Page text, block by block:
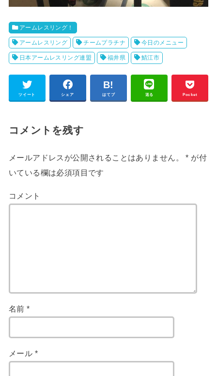
アームレスリング！
アームレスリング チームプラチナ 今日のメニュー
日本アームレスリング連盟 福井県 鯖江市
ツイート シェア はてブ 送る Pocket
コメントを残す
メールアドレスが公開されることはありません。 * が付
いている欄は必須項目です
コメント
名前*
メール *